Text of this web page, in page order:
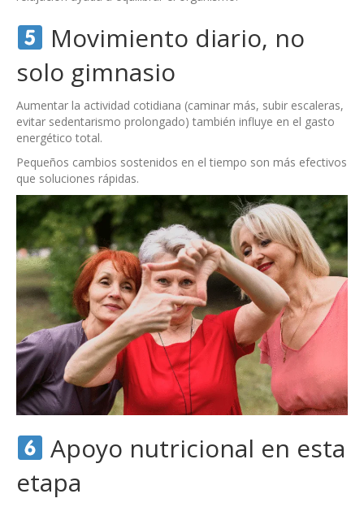
Movimiento diario, no
solo gimnasio
Aumentar la actividad cotidiana (caminar más, subir escaleras,
evitar sedentarismo prolongado) también influye en el gasto
energético total.
Pequeños cambios sostenidos en el tiempo son más efectivos
que soluciones rápidas.
Apoyo nutricional en esta
etapa